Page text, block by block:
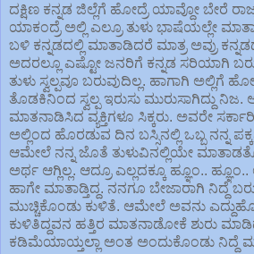
ದಕ್ಷಿಣ ಕನ್ನಡ ಜಿಲ್ಲೆಗೆ ಹೋದ್ರೆ ಯಾವ್ದೋ ಬೇರೆ
ಯಾಕಂದ್ರೆ ಅಲ್ಲಿ ಎಲ್ರೂ ತುಳು ಭಾಷೆಯಲ್ಲೇ
ಬಳಿ ಕನ್ನಡದಲ್ಲಿ ಮಾತಾಡಿದರೆ ಮಾತ್ರ ಅವ್ರು
ಅದರಲ್ಲೂ ಎಷ್ಟೋ ಜನರಿಗೆ ಕನ್ನಡ ಸರಿಯಾಗಿ
ತುಳು ಸ್ವಲ್ಪವೂ ಬರುವುದಿಲ್ಲ. ಹಾಗಾಗಿ ಅಲ್ಲಿಗೆ
ತೊಡಕಿನಿಂದ ಸ್ವಲ್ಪ ಇರುಸು ಮುರುಸಾಗಿದ್ದು
ಮಾತನಾಡಿಸಿದ ವ್ಯಕ್ತಿಗಳೂ ಸಿಕ್ಕರು. ಅವರೇ
ಅಲ್ಲಿಂದ ಹೊರಡುವ ದಿನ ಬಸ್ಸಿನಲ್ಲಿ ಒಬ್ಬ ನನ್ನ
ಆಮೇಲೆ ನನ್ನ ಜೊತೆ ತುಳುವಿನಲ್ಲಿಯೇ
ಅರ್ಥ ಆಗ್ಲಿಲ್ಲ. ಆದ್ರೂ ಎಲ್ಲದಕ್ಕೂ ಹ್ಞೂಂ..
ಹಾಗೇ ಮಾತಾಡ್ತಿದ್ದ. ನನಗೂ ಬೇಜಾರಾಗಿ ನಿದ್ದೆ
ಮುಚ್ಚಿಕೊಂಡು ಕುಳಿತೆ. ಆಮೇಲೆ ಅವನು
ಕುಳಿತಿದ್ದವನ ಹತ್ತಿರ ಮಾತನಾಡೋಕೆ ಶುರು
ಕಡಿಮೆಯಾಯ್ತಲ್ಲಾ ಅಂತ ಅಂದುಕೊಂಡು ನಿದ್ದೆ